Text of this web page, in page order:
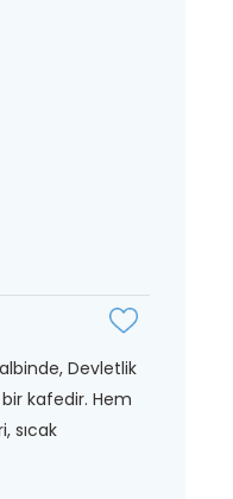
Devletlik
kafedir. Hem
sıcak